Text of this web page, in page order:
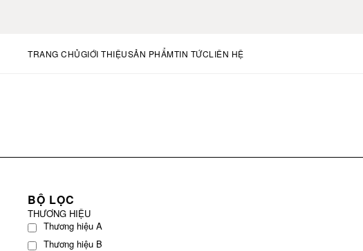
TRANG CHỦGIỚI THIỆUSẢN PHẨMTIN TỨCLIÊN HỆ
BỘ LỌC
THƯƠNG HIỆU
Thương hiệu A
Thương hiệu B